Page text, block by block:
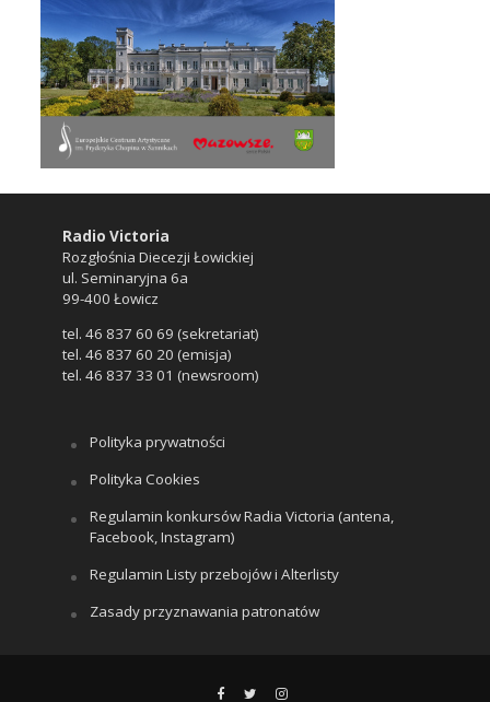
Radio Victoria
Rozgłośnia Diecezji Łowickiej
ul. Seminaryjna 6a
99-400 Łowicz
tel. 46 837 60 69 (sekretariat)
tel. 46 837 60 20 (emisja)
tel. 46 837 33 01 (newsroom)
Polityka prywatności
Polityka Cookies
Regulamin konkursów Radia Victoria (antena,
Facebook, Instagram)
Regulamin Listy przebojów i Alterlisty
Zasady przyznawania patronatów